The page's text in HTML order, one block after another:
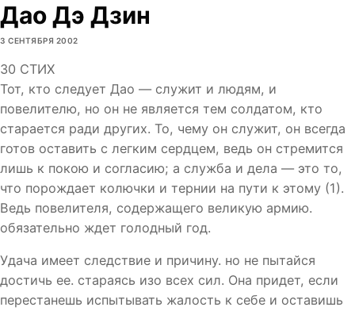
Дао Дэ Дзин
3 СЕНТЯБРЯ 2002
30 СТИХ
Тот, кто следует Дао — служит и людям, и
повелителю, но он не является тем солдатом, кто
старается ради других. То, чему он служит, он всегда
готов оставить с легким сердцем, ведь он стремится
лишь к покою и согласию; а служба и дела — это то,
что порождает колючки и тернии на пути к этому (1).
Ведь повелителя, содержащего великую армию.
обязательно ждет голодный год.
Удача имеет следствие и причину. но не пытайся
достичь ее. стараясь изо всех сил. Она придет, если
перестанешь испытывать жалость к себе и оставишь